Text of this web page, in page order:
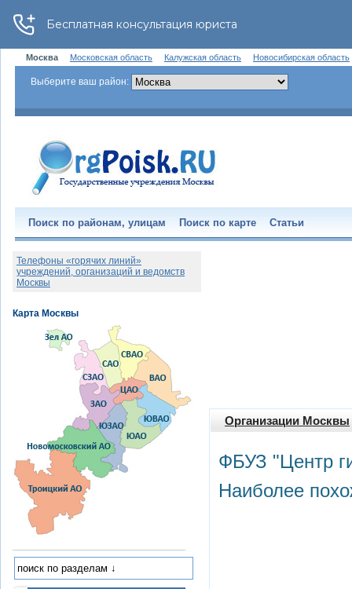
Москва Московская область Калужская область Новосибирская область
Выберите ваш район:
Поиск по районам, улицам Поиск по карте Статьи
Организации Москвы
ФБУЗ "Центр
Наиболее
Телефоны «горячих линий»
учреждений, организаций и ведомств
Москвы